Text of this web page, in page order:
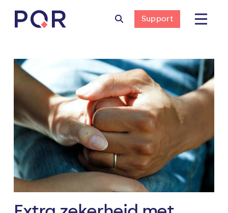
Support